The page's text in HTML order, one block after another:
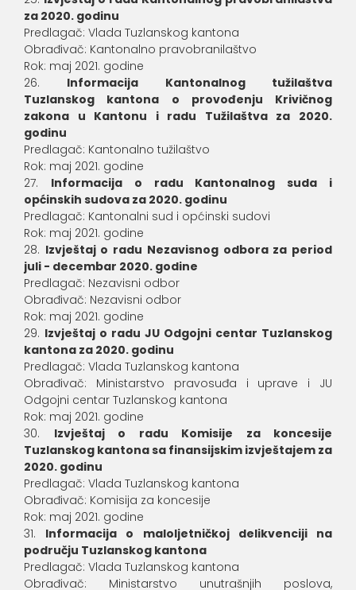
za 2020. godinu
Predlagač: Vlada Tuzlanskog kantona
Obrađivač: Kantonalno pravobranilaštvo
Rok: maj 2021. godine
Informacija Kantonalnog tužilaštva
Tuzlanskog kantona o provođenju Krivičnog
zakona u Kantonu i radu Tužilaštva za 2020.
godinu
Predlagač: Kantonalno tužilaštvo
Rok: maj 2021. godine
Informacija o radu Kantonalnog suda i
općinskih sudova za 2020. godinu
Predlagač: Kantonalni sud i općinski sudovi
Rok: maj 2021. godine
Izvještaj o radu Nezavisnog odbora za period
juli - decembar 2020. godine
Predlagač: Nezavisni odbor
Obrađivač: Nezavisni odbor
Rok: maj 2021. godine
Izvještaj o radu JU Odgojni centar Tuzlanskog
kantona za 2020. godinu
Predlagač: Vlada Tuzlanskog kantona
Obrađivač: Ministarstvo pravosuđa i uprave i JU
Odgojni centar Tuzlanskog kantona
Rok: maj 2021. godine
Izvještaj o radu Komisije za koncesije
Tuzlanskog kantona sa finansijskim izvještajem za
2020. godinu
Predlagač: Vlada Tuzlanskog kantona
Obrađivač: Komisija za koncesije
Rok: maj 2021. godine
Informacija o maloljetničkoj delikvenciji na
području Tuzlanskog kantona
Predlagač: Vlada Tuzlanskog kantona
Obrađivač: Ministarstvo unutrašnjih poslova,